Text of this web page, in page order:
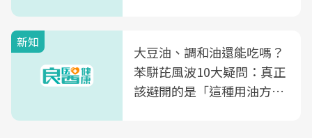
新知
大豆油、調和油還能吃嗎？
苯駢芘風波10大疑問：真正
該避開的是「這種用油方